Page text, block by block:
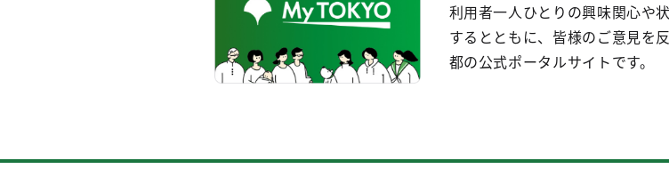
利用者一人ひとりの興味関心や
するとともに、皆様のご意見を
都の公式ポータルサイトです。